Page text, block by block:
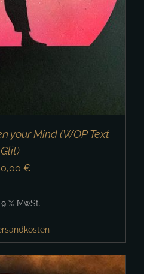
your Mind (WOP Text
Glit)
€
% MwSt.